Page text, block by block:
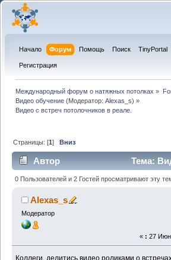
Начало Форум Помощь Поиск TinyPortal
Регистрация
Международный форум о натяжных потолках »
Видео обучение (Модератор:Alexas_s) »
Видео с встреч потолочников в реале.
Страницы: [1]Вниз
Автор
Тема:
(Прочитано 10503 раз)
0 Пользователей и 2 Гостей просматривают эту
Alexas_s
Модератор
« : 27
Коллеги, делитись видео роликами о